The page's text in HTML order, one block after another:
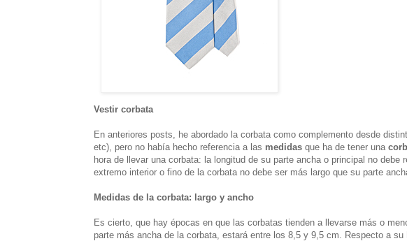
Vestir corbata
En anteriores posts, he abordado la corbata como complemento desde
etc), pero no había hecho referencia a las medidas que ha de tener una
hora de llevar una corbata: la longitud de su parte ancha o principal no
extremo interior o fino de la corbata no debe ser más largo que su parte
Medidas de la corbata: largo y ancho
Es cierto, que hay épocas en que las corbatas tienden a llevarse más o
parte más ancha de la corbata, estará entre los 8,5 y 9,5 cm. Respecto a